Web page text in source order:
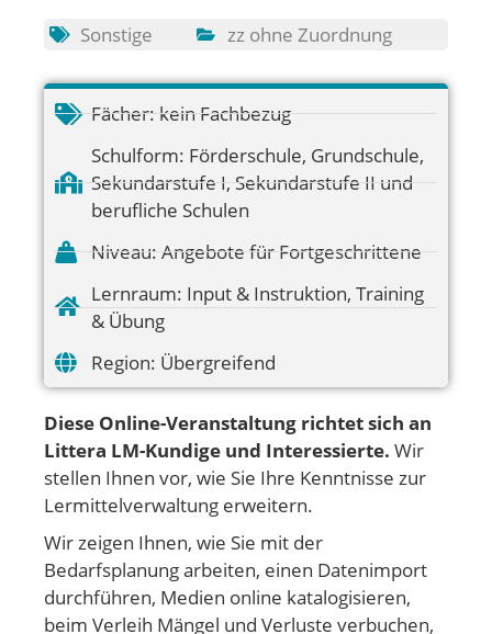
Sonstige zz ohne Zuordnung
Fächer: kein Fachbezug
Schulform: Förderschule, Grundschule,
Sekundarstufe I, Sekundarstufe II und
berufliche Schulen
Niveau: Angebote für Fortgeschrittene
Lernraum: Input & Instruktion, Training
& Übung
Region: Übergreifend
Diese Online-Veranstaltung richtet sich an
Littera LM-Kundige und Interessierte. Wir
stellen Ihnen vor, wie Sie Ihre Kenntnisse zur
Lermittelverwaltung erweitern.
Wir zeigen Ihnen, wie Sie mit der
Bedarfsplanung arbeiten, einen Datenimport
durchführen, Medien online katalogisieren,
beim Verleih Mängel und Verluste verbuchen,